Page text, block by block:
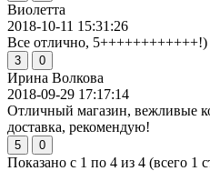
Виолетта
2018-10-11 15:31:26
Все отлично, 5++++++++++++!)
3 0
Ирина Волкова
2018-09-29 17:17:14
Отличный магазин, вежливые
доставка, рекомендую!
5 0
Показано с 1 по 4 из 4 (всего 1